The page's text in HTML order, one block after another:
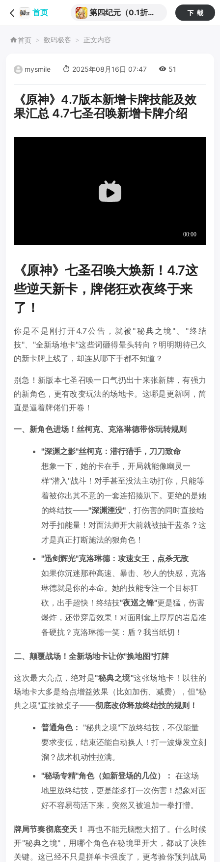
首页
第四纪元（0.1折福
首页 数码极客 正文内容
mysmile 2025年08月16日 07:47 51
《原神》4.7版本新增卡牌技能及效
果汇总 4.7七圣召唤新增卡牌介绍
《原神》七圣召唤大焕新！4.7这
些逆天新卡，牌佬狂欢夜终于来
了！
你是不是刚打开4.7公告，就被"秘典之境"、"终结
技"、"全新场地卡"这些词砸得晕头转向？明明期待已久
的新卡牌上线了，却连从哪下手都不知道？
别急！新版本七圣召唤一口气扔出十来张新牌，有强力
的新角色，更有改变玩法的场地卡。这哪是更新啊，简
直是逼着牌佬们开卷！
一、新角色进场！丝柯克、克洛琳德带你玩转规则
"深渊之影"丝柯克：潜行猎手，刀刀致命
想象一下，她的卡在手，开局就能像幽灵一
样"潜入"战斗！对手甚至没法主动打你，只能等
着被你出其不意的一套连招揍趴下。更绝的是她
的终结技——"深渊湮没" ，打伤害的同时直接给
对手扣能量！对面法师开大前就被抽干蓝条？这
才是真正打断施法的狠角色！
"迅剑辉光"克洛琳德：攻速女王，点杀无敌
如果你沉迷那种高速、暴击、秒人的快感，克洛
琳德就是你的本命。她的技能专注一个目标狂
砍，出手超快！终结技"夜巡之锋"更是猛，伤害
爆炸，还带穿盾效果！对面刚套上厚厚的岩盾准
备硬抗？克洛琳德一笑：盾？我当纸切！
二、颠覆战场！全新场地卡让你"换地图"打牌
这次最大亮点，绝对是"秘典之境"这张场地卡！以往的
场地卡大多是给点增益效果（比如加伤、减费），但"秘
典之境"直接掀桌子——彻底改你释放终结技的规则！
普通角色： "秘典之境"下放终结技，不仅能量
要求变低，结束还能自动换人！打一波爆发立刻
溜？战术机动性拉满。
"秘场专精"角色（如新登场的几位）： 在这场
地里放终结技，更是能多打一次伤害！想象对面
好不容易苟活下来，突然又被追加一拳打懵。
牌局节奏彻底变天！ 再也不能无脑憋大招了。什么时候
开"秘典之境"，用哪个角色在秘境里开大，都成了决胜
关键。这已经不只是拼单卡强度了，更考验你预判战局